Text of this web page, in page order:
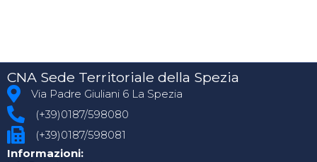
CNA Sede Territoriale della Spezia
Via Padre Giuliani 6 La Spezia
(+39)0187/598080
(+39)0187/598081
Informazioni: